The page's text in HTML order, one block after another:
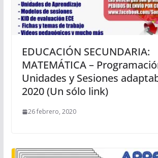
EDUCACIÓN SECUNDARIA:
MATEMÁTICA –
Unidades y Sesiones
2020 (Un sólo link)
26 febrero, 2020